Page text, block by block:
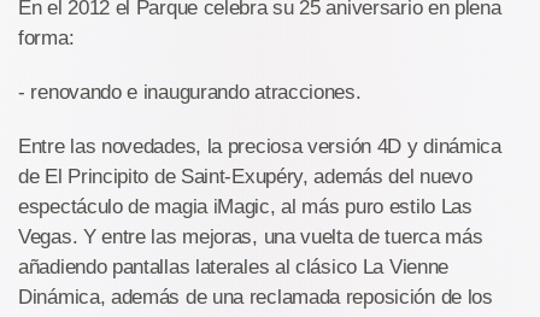
En el 2012 el Parque celebra su 25 aniversario en plena
forma:
- renovando e inaugurando atracciones.
Entre las novedades, la preciosa versión 4D y dinámica
de El Principito de Saint-Exupéry, además del nuevo
espectáculo de magia iMagic, al más puro estilo Las
Vegas. Y entre las mejoras, una vuelta de tuerca más
añadiendo pantallas laterales al clásico La Vienne
Dinámica, además de una reclamada reposición de los